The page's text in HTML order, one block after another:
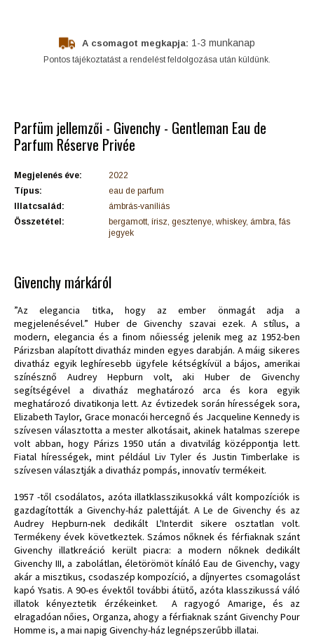
A csomagot megkapja: 1-3 munkanap
Pontos tájékoztatást a rendelést feldolgozása után küldünk.
Parfüm jellemzői - Givenchy - Gentleman Eau de
Parfum Réserve Privée
Megjelenés éve:
2022
Típus:
eau de parfum
Illatcsalád:
ámbrás-vaníliás
Összetétel:
bergamott, írisz, gesztenye, whiskey, ámbra, fás
jegyek
Givenchy márkáról
”Az elegancia titka, hogy az ember önmagát adja a
megjelenésével.” Huber de Givenchy szavai ezek. A stílus, a
modern, elegancia és a finom nőiesség jelenik meg az 1952-ben
Párizsban alapított divatház minden egyes darabján. A máig sikeres
divatház egyik leghíresebb ügyfele kétségkívül a bájos, amerikai
színésznő Audrey Hepburn volt, aki Huber de Givenchy
segítségével a divatház meghatározó arca és kora egyik
meghatározó divatikonja lett. Az évtizedek során hírességek sora,
Elizabeth Taylor, Grace monacói hercegnő és Jacqueline Kennedy is
szívesen választotta a mester alkotásait, akinek hatalmas szerepe
volt abban, hogy Párizs 1950 után a divatvilág középpontja lett.
Fiatal hírességek, mint például Liv Tyler és Justin Timberlake is
szívesen választják a divatház pompás, innovatív termékeit.
1957 -től csodálatos, azóta illatklasszikusokká vált kompozíciók is
gazdagították a Givenchy-ház palettáját. A Le de Givenchy és az
Audrey Hepburn-nek dedikált L'Interdit sikere osztatlan volt.
Termékeny évek következtek. Számos nőknek és férfiaknak szánt
Givenchy illatkreáció került piacra: a modern nőknek dedikált
Givenchy III, a zabolátlan, életörömöt kínáló Eau de Givenchy, vagy
akár a misztikus, csodaszép kompozíció, a díjnyertes csomagolást
kapó Ysatis. A 90-es évektől további átütő, azóta klasszikussá váló
illatok kényeztetik érzékeinket. A ragyogó Amarige, és az
elragadóan nőies, Organza, ahogy a férfiaknak szánt Givenchy Pour
Homme is, a mai napig Givenchy-ház legnépszerűbb illatai.